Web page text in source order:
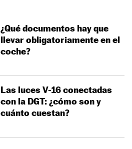
¿Qué documentos hay que
llevar obligatoriamente en el
coche?
Las luces V-16 conectadas
con la DGT: ¿cómo son y
cuánto cuestan?